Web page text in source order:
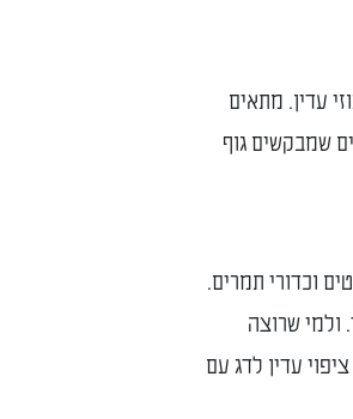
עדין. מתאים
שמבקשים גוף
וכדורי תמרים.
ולמי שרוצה
עדין לדג עם